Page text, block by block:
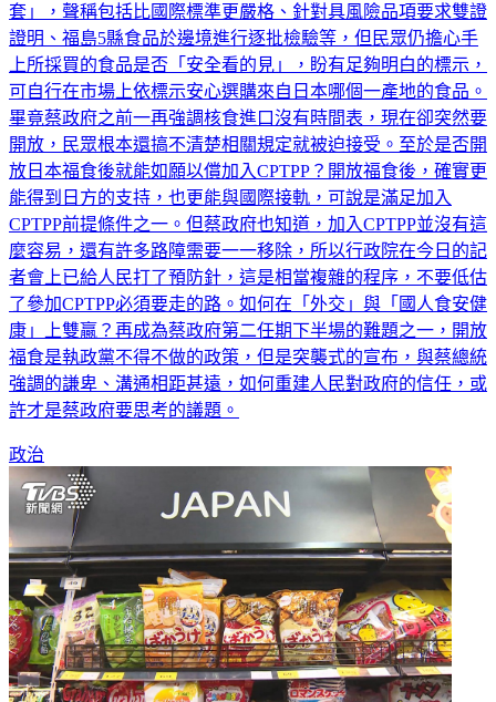
套」，聲稱包括比國際標準更嚴格、針對具風險品項要求雙證
證明、福島5縣食品於邊境進行逐批檢驗等，但民眾仍擔心手
上所採買的食品是否「安全看的見」，盼有足夠明白的標示，
可自行在市場上依標示安心選購來自日本哪個一產地的食品。
畢竟蔡政府之前一再強調核食進口沒有時間表，現在卻突然要
開放，民眾根本還搞不清楚相關規定就被迫接受。至於是否開
放日本福食後就能如願以償加入CPTPP？開放福食後，確實更
能得到日方的支持，也更能與國際接軌，可說是滿足加入
CPTPP前提條件之一。但蔡政府也知道，加入CPTPP並沒有這
麼容易，還有許多路障需要一一移除，所以行政院在今日的記
者會上已給人民打了預防針，這是相當複雜的程序，不要低估
了參加CPTPP必須要走的路。如何在「外交」與「國人食安健
康」上雙贏？再成為蔡政府第二任期下半場的難題之一，開放
福食是執政黨不得不做的政策，但是突襲式的宣布，與蔡總統
強調的謙卑、溝通相距甚遠，如何重建人民對政府的信任，或
許才是蔡政府要思考的議題。
政治